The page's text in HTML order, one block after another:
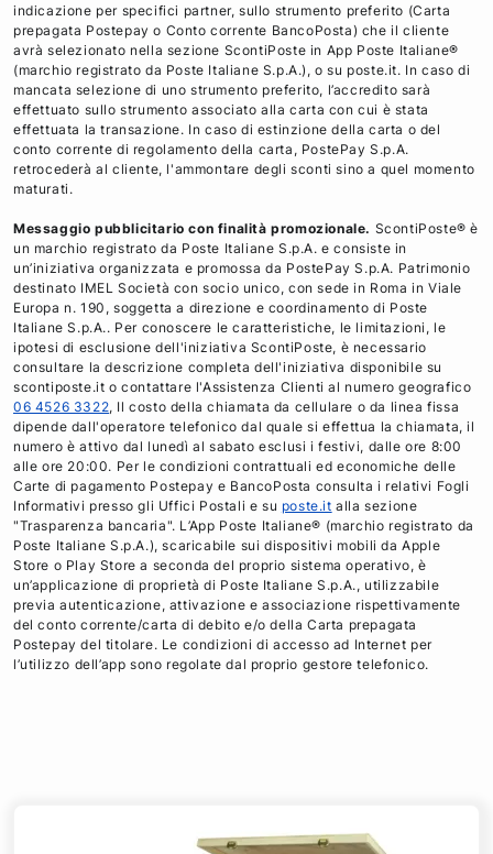
a
c
e
b
o
o
k
w
i
t
t
e
r
i
n
k
e
d
n
indicazione per specifici partner, sullo strumento preferito (Carta
prepagata Postepay o Conto corrente BancoPosta) che il cliente
avrà selezionato nella sezione ScontiPoste in App Poste Italiane®
(marchio registrato da Poste Italiane S.p.A.), o su poste.it. In caso di
mancata selezione di uno strumento preferito, l’accredito sarà
effettuato sullo strumento associato alla carta con cui è stata
effettuata la transazione. In caso di estinzione della carta o del
conto corrente di regolamento della carta, PostePay S.p.A.
retrocederà al cliente, l'ammontare degli sconti sino a quel momento
maturati.
Messaggio pubblicitario con finalità promozionale. ScontiPoste® è
un marchio registrato da Poste Italiane S.p.A. e consiste in
un’iniziativa organizzata e promossa da PostePay S.p.A. Patrimonio
destinato IMEL Società con socio unico, con sede in Roma in Viale
Europa n. 190, soggetta a direzione e coordinamento di Poste
Italiane S.p.A.. Per conoscere le caratteristiche, le limitazioni, le
ipotesi di esclusione dell'iniziativa ScontiPoste, è necessario
consultare la descrizione completa dell'iniziativa disponibile su
scontiposte.it o contattare l'Assistenza Clienti al numero geografico
06 4526 3322, Il costo della chiamata da cellulare o da linea fissa
dipende dall'operatore telefonico dal quale si effettua la chiamata, il
numero è attivo dal lunedì al sabato esclusi i festivi, dalle ore 8:00
alle ore 20:00. Per le condizioni contrattuali ed economiche delle
Carte di pagamento Postepay e BancoPosta consulta i relativi Fogli
Informativi presso gli Uffici Postali e su poste.it alla sezione
"Trasparenza bancaria". L’App Poste Italiane® (marchio registrato da
Poste Italiane S.p.A.), scaricabile sui dispositivi mobili da Apple
Store o Play Store a seconda del proprio sistema operativo, è
un’applicazione di proprietà di Poste Italiane S.p.A., utilizzabile
previa autenticazione, attivazione e associazione rispettivamente
del conto corrente/carta di debito e/o della Carta prepagata
Postepay del titolare. Le condizioni di accesso ad Internet per
l’utilizzo dell’app sono regolate dal proprio gestore telefonico.